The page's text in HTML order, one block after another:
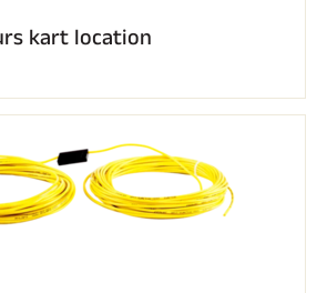
kart location